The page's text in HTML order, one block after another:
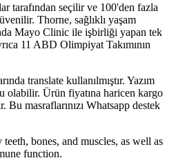
tarafından seçilir ve 100'den fazla
Thorne, sağlıklı yaşam
Mayo Clinic ile işbirliği yapan tek
11 ABD Olimpiyat Takımının
translate kullanılmıştır. Yazım
olabilir. Ürün fiyatına haricen kargo
Bu masraflarınızı Whatsapp destek
bones, and muscles, as well as
function.